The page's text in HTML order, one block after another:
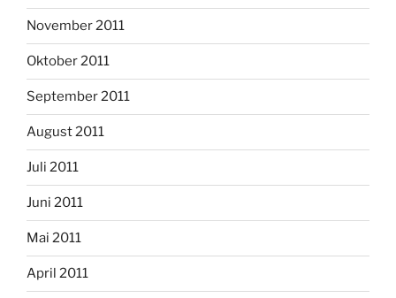
November 2011
Oktober 2011
September 2011
August 2011
Juli 2011
Juni 2011
Mai 2011
April 2011